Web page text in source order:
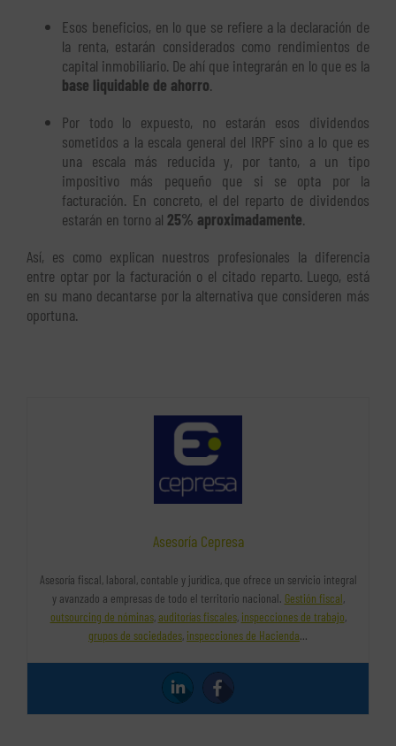
Esos beneficios, en lo que se refiere a la declaración de
la renta, estarán considerados como rendimientos de
capital inmobiliario. De ahí que integrarán en lo que es la
base liquidable de ahorro.
Por todo lo expuesto, no estarán esos dividendos
sometidos a la escala general del IRPF sino a lo que es
una escala más reducida y, por tanto, a un tipo
impositivo más pequeño que si se opta por la
facturación. En concreto, el del reparto de dividendos
estarán en torno al 25% aproximadamente.
Así, es como explican nuestros profesionales la diferencia
entre optar por la facturación o el citado reparto. Luego, está
en su mano decantarse por la alternativa que consideren más
oportuna.
Asesoría Cepresa
Asesoría fiscal, laboral, contable y jurídica, que ofrece un servicio integral
y avanzado a empresas de todo el territorio nacional. Gestión fiscal,
outsourcing de nóminas,auditorías fiscales, inspecciones de trabajo,
grupos de sociedades, inspecciones de Hacienda…